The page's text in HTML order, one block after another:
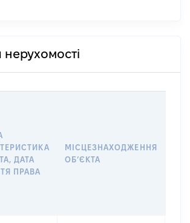
нерухомості
ДАТА
ПРАВА
МІСЦЕЗНАХОДЖЕННЯ
ОБʼЄКТА